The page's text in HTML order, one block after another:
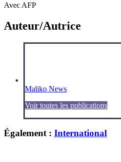
Avec AFP
Auteur/Autrice
Maliko News
Voir toutes les publications
Également : International